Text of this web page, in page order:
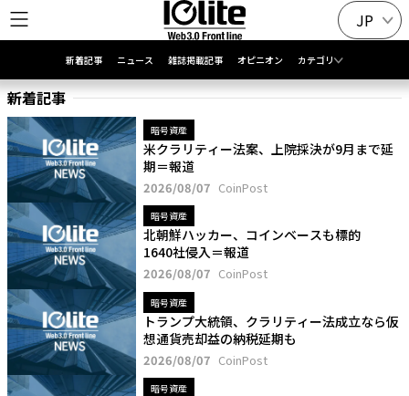
JP
新着記事 ニュース 雑誌掲載記事 オピニオン カテゴリ
新着記事
暗号資産
米クラリティー法案、上院採決が9月まで延
期＝報道
2026/08/07 CoinPost
暗号資産
北朝鮮ハッカー、コインベースも標的
1640社侵入＝報道
2026/08/07 CoinPost
暗号資産
トランプ大統領、クラリティー法成立なら仮
想通貨売却益の納税延期も
2026/08/07 CoinPost
暗号資産